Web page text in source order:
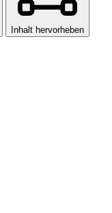
Inhalt hervorheben